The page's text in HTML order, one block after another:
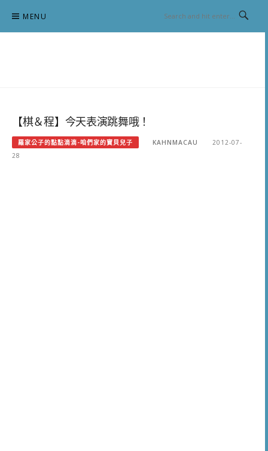
content
MENU
【棋＆程】今天表演跳舞哦！
羅家公子的點點滴滴-咱們家的寶貝兒子 KAHNMACAU
2012-07-
28